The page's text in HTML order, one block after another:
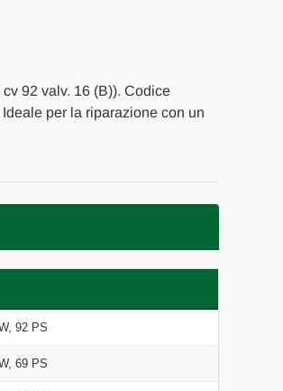
92 valv. 16 (B)). Codice
per la riparazione con un
92 PS
69 PS